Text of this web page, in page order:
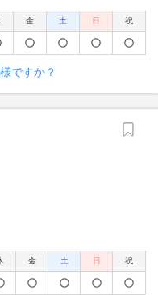
金 土 日 祝
ですか？
金 土 日 祝